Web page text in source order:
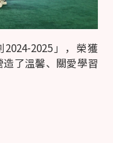
2025」，榮獲
造了溫馨、關愛學習